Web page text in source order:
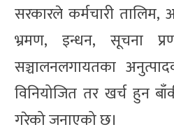
सरकारले कर्मचारी
भ्रमण, इन्धन, सूचना
सञ्चालनलगायतका
विनियोजित तर खर्च हुन
गरेको जनाएको छ।